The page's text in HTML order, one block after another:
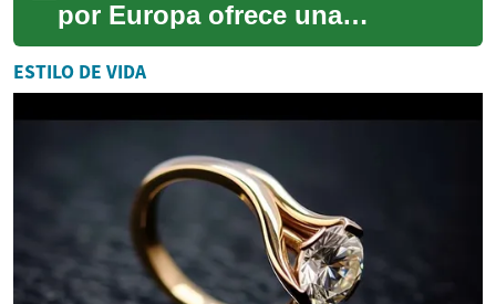
por Europa ofrece una
perspectiva única y
enriquecedora para explorar
el vasto mosaico cultu...
ESTILO DE VIDA